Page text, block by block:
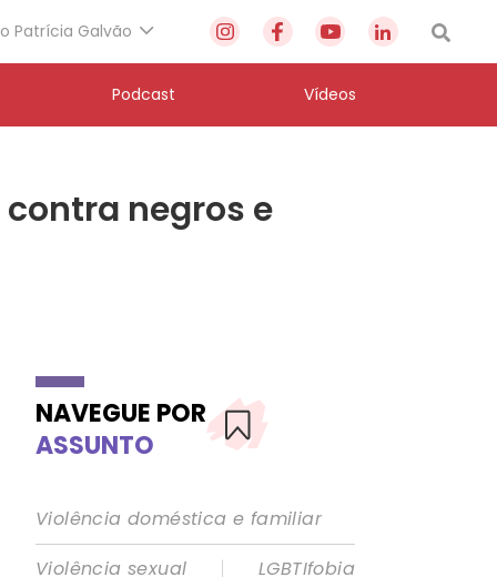
Patrícia Galvão
Podcast Vídeos
negros e
NAVEGUE POR
ASSUNTO
Violência doméstica e familiar
Violência sexual
|
LGBTIfobia